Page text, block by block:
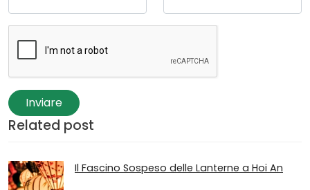
Inviare
Related post
Il Fascino Sospeso delle Lanterne a Hoi An